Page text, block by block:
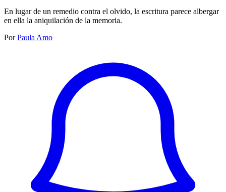
En lugar de un remedio contra el olvido, la escritura parece albergar
en ella la aniquilación de la memoria.
Por Paula Amo